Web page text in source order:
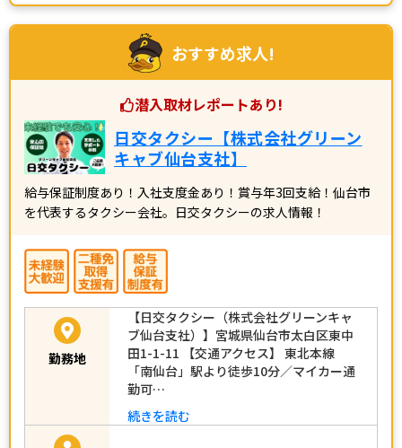
おすすめ求人!
潜入取材レポートあり!
日交タクシー【株式会社グリーン
キャブ仙台支社】
給与保証制度あり！入社支度金あり！賞与年3回支給！仙台市
を代表するタクシー会社。日交タクシーの求人情報！
勤務地
【日交タクシー（株式会社グリーンキャ
ブ仙台支社）】宮城県仙台市太白区東中
田1-1-11 【交通アクセス】 東北本線
「南仙台」駅より徒歩10分／マイカー通
勤可…
続きを読む